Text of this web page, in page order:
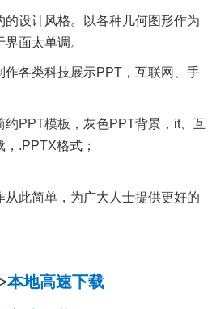
的设计风格。以各种几何图形作为
面太单调。
作各类科技展示PPT，互联网、手
约PPT模板 ，灰色PPT背景，it、互
，.PPTX格式；
此简单，为广大人士提供更好的
本地高速下载